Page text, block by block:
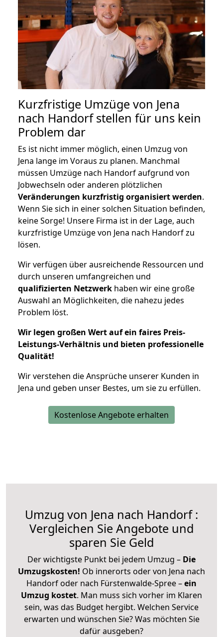
Kurzfristige Umzüge von Jena
nach Handorf stellen für uns kein
Problem dar
Es ist nicht immer möglich, einen Umzug von
Jena lange im Voraus zu planen. Manchmal
müssen Umzüge nach Handorf aufgrund von
Jobwechseln oder anderen plötzlichen
Veränderungen kurzfristig organisiert werden.
Wenn Sie sich in einer solchen Situation befinden,
keine Sorge! Unsere Firma ist in der Lage, auch
kurzfristige Umzüge von Jena nach Handorf zu
lösen.
Wir verfügen über ausreichende Ressourcen und
durch unseren umfangreichen und
qualifizierten Netzwerk haben wir eine große
Auswahl an Möglichkeiten, die nahezu jedes
Problem löst.
Wir legen großen Wert auf ein faires Preis-
Leistungs-Verhältnis und bieten professionelle
Qualität!
Wir verstehen die Ansprüche unserer Kunden in
Jena und geben unser Bestes, um sie zu erfüllen.
Kostenlose Angebote erhalten
Umzug von Jena nach Handorf :
Vergleichen Sie Angebote und
sparen Sie Geld
Der wichtigste Punkt bei jedem Umzug – Die
Umzugskosten! Ob innerorts oder von Jena nach
Handorf oder nach Fürstenwalde-Spree –ein
Umzug kostet. Man muss sich vorher im Klaren
sein, was das Budget hergibt. Welchen Service
erwarten und wünschen Sie? Was möchten Sie
dafür ausgeben?